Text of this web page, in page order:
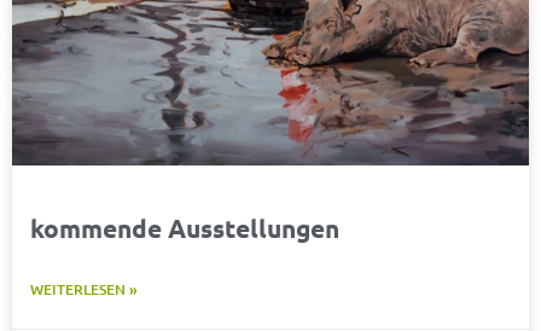
kommende Ausstellungen
WEITERLESEN »